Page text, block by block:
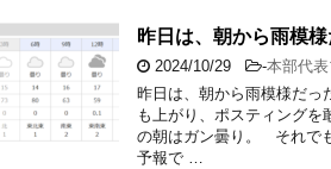
昨日は、朝から雨模様
2024/10/29 -本部代
昨日は、朝から雨模様だ
も上がり、ポスティング
の朝はガン曇り。 それで
予報で …